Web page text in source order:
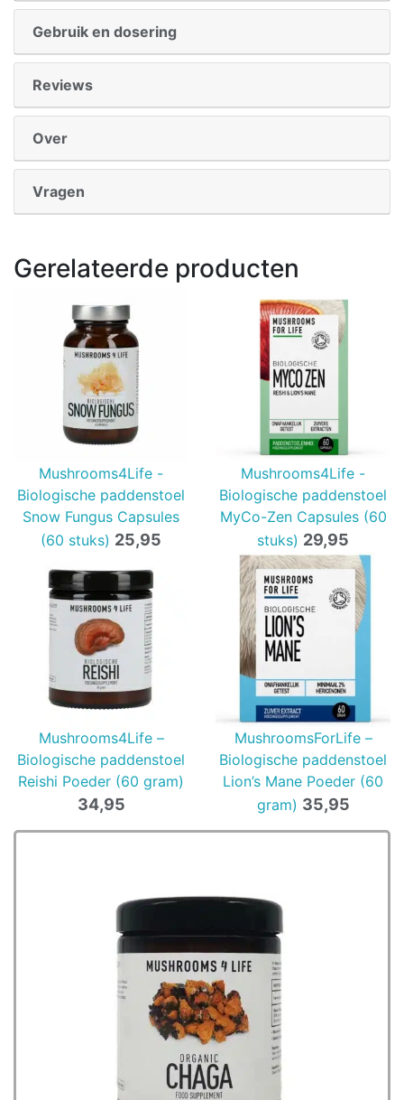
Gebruik en dosering
Reviews
Over
Vragen
Gerelateerde producten
Mushrooms4Life -
Biologische paddenstoel
Snow Fungus Capsules
(60 stuks) 25,95
Mushrooms4Life -
Biologische paddenstoel
MyCo-Zen Capsules (60
stuks) 29,95
Mushrooms4Life –
Biologische paddenstoel
Reishi Poeder (60 gram)
34,95
MushroomsForLife –
Biologische paddenstoel
Lion’s Mane Poeder (60
gram) 35,95